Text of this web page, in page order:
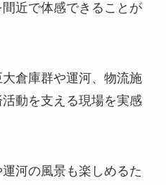
近で体感できることが
倉庫群や運河、物流施
動を支える現場を実感
河の風景も楽しめるた